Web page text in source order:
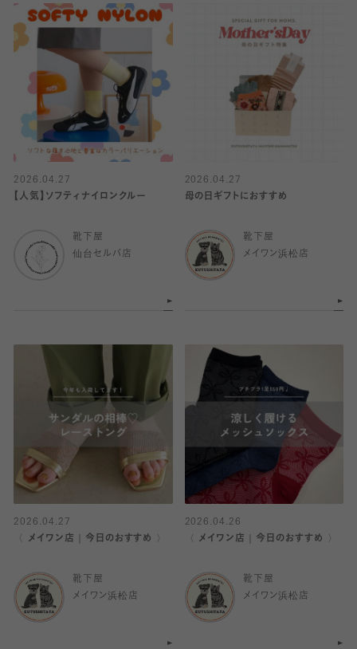
2026.04.27
【人気】ソフティナイロンクルー
靴下屋
仙台セルバ店
2026.04.27
母の日ギフトにおすすめ
靴下屋
メイワン浜松店
2026.04.27
〈 メイワン店｜今日のおすすめ 〉
靴下屋
メイワン浜松店
2026.04.26
〈 メイワン店｜今日のおすすめ 〉
靴下屋
メイワン浜松店